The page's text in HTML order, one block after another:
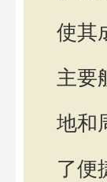
使其
主要
地和
了便